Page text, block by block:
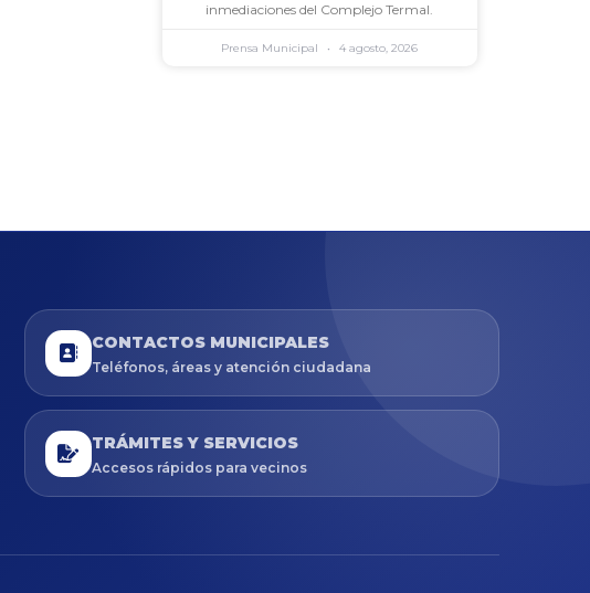
inmediaciones del Complejo Termal.
Prensa Municipal 4 agosto, 2026
CONTACTOS MUNICIPALES
Teléfonos, áreas y atención ciudadana
TRÁMITES Y SERVICIOS
Accesos rápidos para vecinos